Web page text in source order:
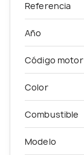
Referencia
Año
Código motor
Color
Combustible
Modelo